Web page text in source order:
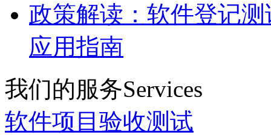
政策解读：软件登记
应用指南
我们的服务Services
软件项目验收测试